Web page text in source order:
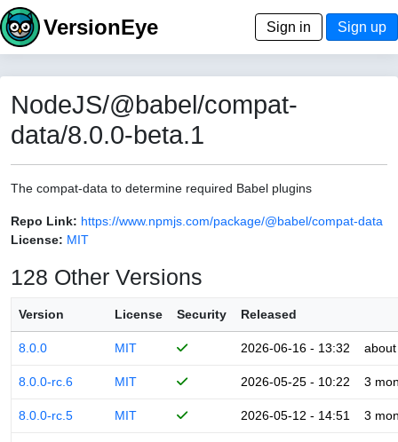
VersionEye Sign in Sign up
NodeJS/@babel/compat-
data/8.0.0-beta.1
The compat-data to determine required Babel plugins
Repo Link: https://www.npmjs.com/package/@babel/compat-data
License: MIT
128 Other Versions
Version License Security Released
8.0.0 MIT 2026-06-16 - 13:32
8.0.0-rc.6 MIT 2026-05-25 - 10:22 3
8.0.0-rc.5 MIT 2026-05-12 - 14:51 3